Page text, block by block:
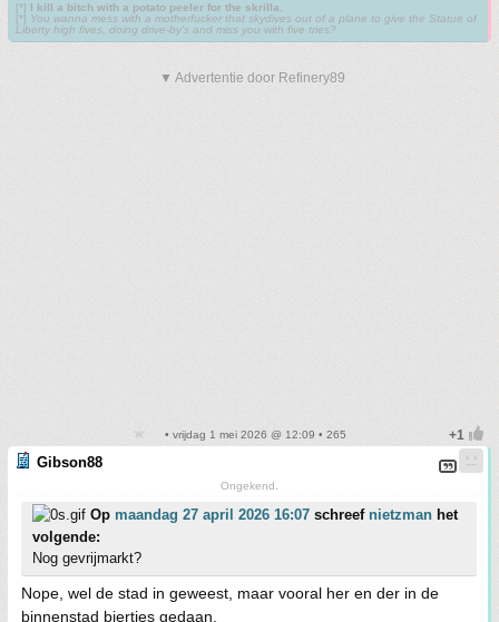
[*] I kill a bitch with a potato peeler for the skrilla.
[*] You wanna mess with a motherfucker that skydives out of a plane to give the Statue of
Liberty high fives, doing drive-by’s and miss you with five tries?
▼ Advertentie door Refinery89
• vrijdag 1 mei 2026 @ 12:09 • 265
Gibson88
Ongekend.
Op maandag 27 april 2026 16:07 schreef nietzman het
volgende:
Nog gevrijmarkt?
Nope, wel de stad in geweest, maar vooral her en der in de
binnenstad biertjes gedaan.